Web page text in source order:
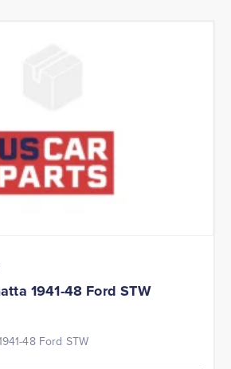
1941-48 Ford STW
48 Ford STW